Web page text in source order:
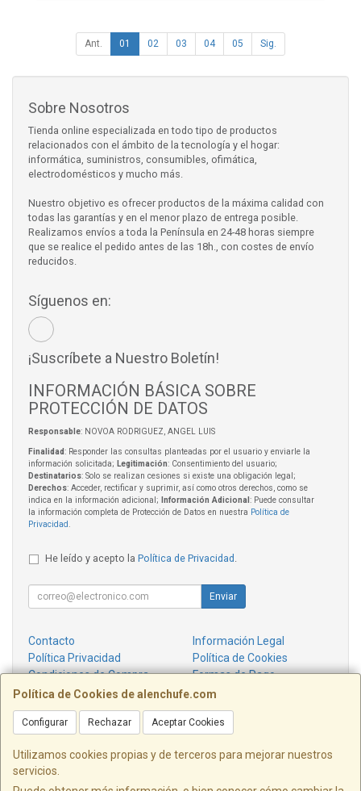
Ant. 01 02 03 04 05 Sig.
Política de Cookies de alenchufe.com
Configurar Rechazar Aceptar Cookies
Utilizamos cookies propias y de terceros para mejorar nuestros
servicios.
Sobre Nosotros
Tienda online especializada en todo tipo de productos
relacionados con el ámbito de la tecnología y el hogar:
informática, suministros, consumibles, ofimática,
electrodomésticos y mucho más.
Nuestro objetivo es ofrecer productos de la máxima calidad con
todas las garantías y en el menor plazo de entrega posible.
Realizamos envíos a toda la Península en 24-48 horas siempre
que se realice el pedido antes de las 18h., con costes de envío
reducidos.
Síguenos en:
¡Suscríbete a Nuestro Boletín!
INFORMACIÓN BÁSICA SOBRE
PROTECCIÓN DE DATOS
Responsable: NOVOA RODRIGUEZ, ANGEL LUIS
Finalidad: Responder las consultas planteadas por el usuario y enviarle la
información solicitada; Legitimación: Consentimiento del usuario;
Destinatarios: Solo se realizan cesiones si existe una obligación legal;
Derechos: Acceder, rectificar y suprimir, así como otros derechos, como se
indica en la información adicional;
Información Adicional : Puede consultar
la información completa de Protección de Datos en nuestra Política de
Privacidad .
He leído y acepto la Política de Privacidad .
Enviar
Contacto
Información Legal
Política Privacidad
Política de Cookies
Condiciones de Compra
Formas de Pago
¿Quienes Somos?
Contacto
info@alenchufe.com